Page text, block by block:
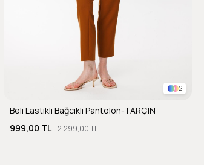
2
Beli Lastikli Bağcıklı Pantolon-TARÇIN
999,00 TL 2.299,00 TL